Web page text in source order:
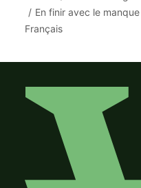
En finir avec le
Français